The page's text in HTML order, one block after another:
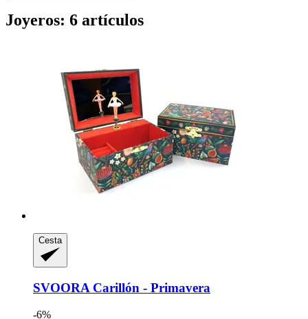
Joyeros: 6 artículos
Cesta
SVOORA Carillón -​ Primavera
-6%